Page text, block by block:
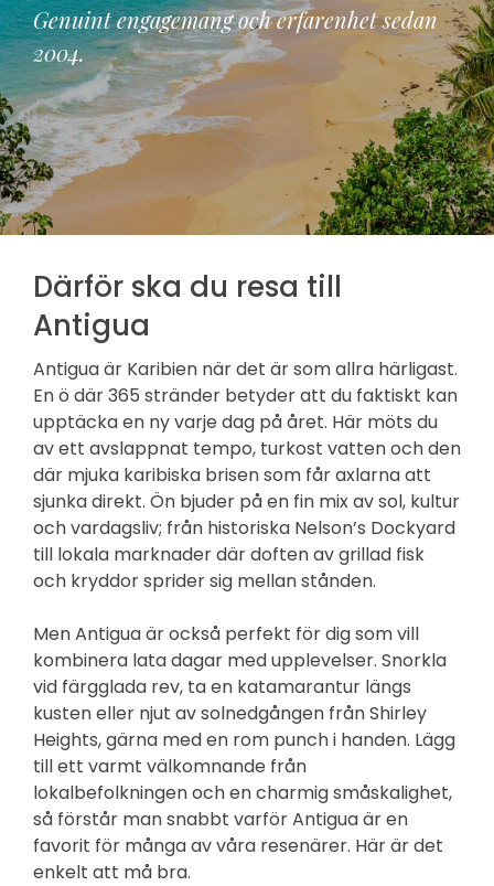
Genuint engagemang och erfarenhet sedan
2004.
Därför ska du resa till
Antigua
Antigua är Karibien när det är som allra härligast.
En ö där 365 stränder betyder att du faktiskt kan
upptäcka en ny varje dag på året. Här möts du
av ett avslappnat tempo, turkost vatten och den
där mjuka karibiska brisen som får axlarna att
sjunka direkt. Ön bjuder på en fin mix av sol, kultur
och vardagsliv; från historiska Nelson’s Dockyard
till lokala marknader där doften av grillad fisk
och kryddor sprider sig mellan stånden.
Men Antigua är också perfekt för dig som vill
kombinera lata dagar med upplevelser. Snorkla
vid färgglada rev, ta en katamarantur längs
kusten eller njut av solnedgången från Shirley
Heights, gärna med en rom punch i handen. Lägg
till ett varmt välkomnande från
lokalbefolkningen och en charmig småskalighet,
så förstår man snabbt varför Antigua är en
favorit för många av våra resenärer. Här är det
enkelt att må bra.